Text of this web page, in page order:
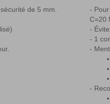
de 5 mm.
C=20
1